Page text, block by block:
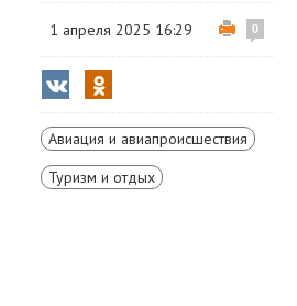
1 апреля 2025 16:29 0
Авиация и авиапроисшествия
Туризм и отдых